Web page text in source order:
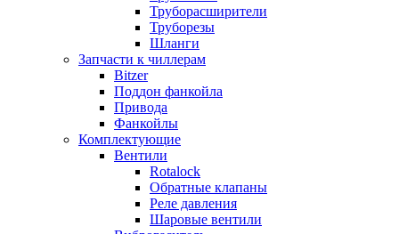
Труборасширители
Труборезы
Шланги
Запчасти к чиллерам
Bitzer
Поддон фанкойла
Привода
Фанкойлы
Комплектующие
Вентили
Rotalock
Обратные клапаны
Реле давления
Шаровые вентили